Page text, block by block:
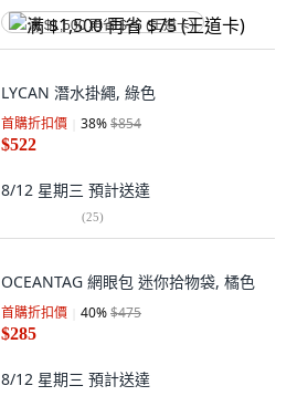
满 $1,500 再省 $75 (王道卡)
LYCAN 潛水掛繩, 綠色
首購折扣價 38%$854
$522
8/12 星期三 預計送達
(25)
OCEANTAG 網眼包 迷你拾物袋, 橘色
首購折扣價 40%$475
$285
8/12 星期三 預計送達